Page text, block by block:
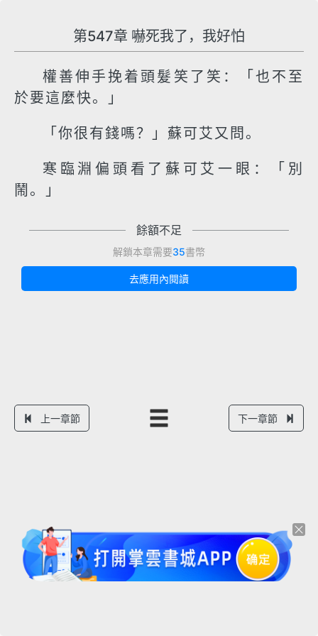
第547章 嚇死我了，我好怕
權善伸手挽着頭髮笑了笑：「也不至
於要這麼快。」
「你很有錢嗎？」蘇可艾又問。
寒臨淵偏頭看了蘇可艾一眼：「別
鬧。」
餘額不足
解鎖本章需要35書幣
去應用內閱讀
上一章節 下一章節